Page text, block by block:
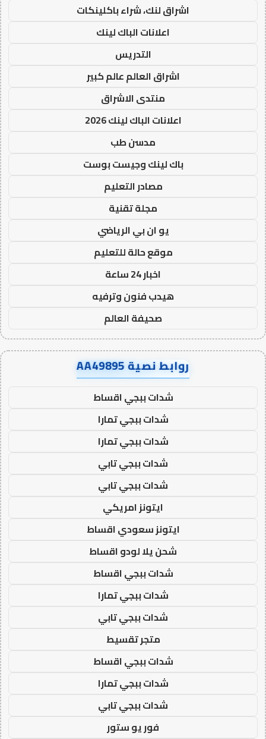
اشراق لنك، شراء باكلينكات
اعلانات الباك لينك
التدريس
اشراق العالم عالم كبير
منتدى الاشراق
اعلانات الباك لينك 2026
مدسن طب
باك لينك وجيست بوست
مصادر التعليم
مجلة تقنية
يو ان بي الرياضي
موقع حالة للتعليم
اخبار 24 ساعة
هيدب فنون وترفيه
صحيفة العالم
روابط نصية AA49895
شدات ببجي اقساط
شدات ببجي تمارا
شدات ببجي تمارا
شدات ببجي تابي
شدات ببجي تابي
ايتونز امريكي
ايتونز سعودي اقساط
شحن يلا لودو اقساط
شدات ببجي اقساط
شدات ببجي تمارا
شدات ببجي تابي
متجر تقسيط
شدات ببجي اقساط
شدات ببجي تمارا
شدات ببجي تابي
فور يو ستور